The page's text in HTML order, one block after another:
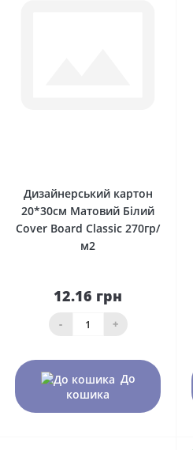
Дизайнерський картон
20*30см Матовий Білий
Сover Board Classic 270гр/
м2
12.16 грн
- +
До
кошика